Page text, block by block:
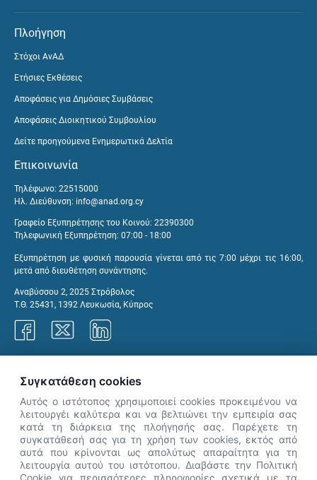
Πλοήγηση
Στόχοι ΑνΑΔ
Ετήσιες Εκθέσεις
Αποφάσεις για Δημόσιες Συμβάσεις
Αποφάσεις Διοικητικού Συμβουλίου
Δείτε προηγούμενα Ενημερωτικά Δελτία
Επικοινωνία
Τηλέφωνο: 22515000
Ηλ. Διεύθυνση: info@anad.org.cy
Γραφείο Εξυπηρέτησης του Κοινού: 22390300
Τηλεφωνική Εξυπηρέτηση: 07:00 - 18:00
Εξυπηρέτηση με φυσική παρουσία γίνεται από τις 7:00 μέχρι τις 16:00,
μετά από διευθέτηση συνάντησης.
Αναβύσσου 2, 2025 Στρόβολος
Τ.Θ. 25431, 1392 Λευκωσία, Κύπρος
👋 Καλώς ήρθες! Είμαι η Νόησις.
Πες μου πώς μπορώ να σε βοηθήσω
Συγκατάθεση cookies
Αυτός ο ιστότοπος χρησιμοποιεί cookies προκειμένου να
λειτουργέι καλύτερα και να βελτιώνει την εμπειρία σας
κατά τη διάρκεια της πλοήγησής σας. Παρέχετε τη
συγκατάθεσή σας για τη χρήση των cookies, εκτός από
αυτά που κρίνονται ως απολύτως απαραίτητα για τη
λειτουργία αυτού του ιστότοπου. Διαβάστε την Πολιτική
Cookie για περισσότερες πληροφορίες σχετικά με τα